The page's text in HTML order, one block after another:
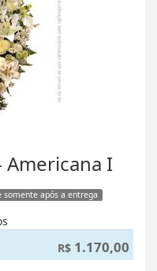
Americana I
somente após a entrega
R$ 1.170,00